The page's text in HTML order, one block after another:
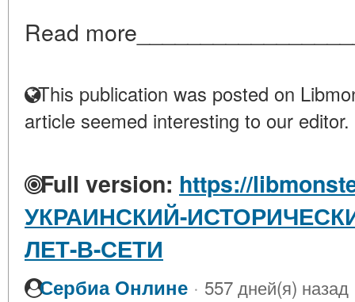
Read
This publication was posted on
article seemed interesting to our editor.
Full version: https://
УКРАИНСКИЙ-
ЛЕТ-В-СЕТИ
Сербиа Онлине · 557 дней(я) назад